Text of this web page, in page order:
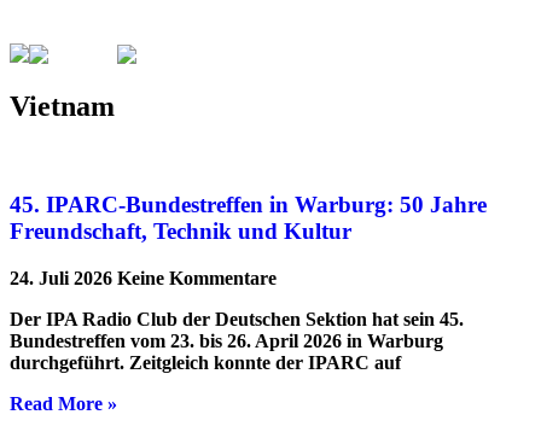
Vietnam
45. IPARC-Bundestreffen in Warburg: 50 Jahre
Freundschaft, Technik und Kultur
24. Juli 2026 Keine Kommentare
Der IPA Radio Club der Deutschen Sektion hat sein 45.
Bundestreffen vom 23. bis 26. April 2026 in Warburg
durchgeführt. Zeitgleich konnte der IPARC auf
Read More »